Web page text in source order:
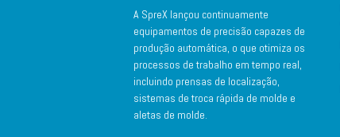
A SpreX lançou continuamente
equipamentos de precisão capazes de
produção automática, o que otimiza os
processos de trabalho em tempo real,
incluindo prensas de localização,
sistemas de troca rápida de molde e
aletas de molde.